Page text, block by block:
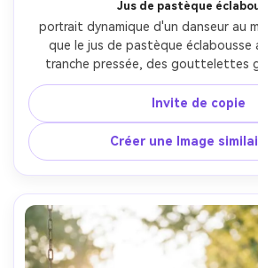
Jus de pastèque
portrait dynamique d'un danseur au
que le jus de pastèque éclabousse
tranche pressée, des gouttelettes
portant un crop top rouge et un
configuration studio avec éclairage
grande vitesse, fond sombre pour le
Sony A1 105mm, cadre serré à mi-
nette sur les gouttelettes et les
photographie commerciale haut
Invite de copie
Créer une Image